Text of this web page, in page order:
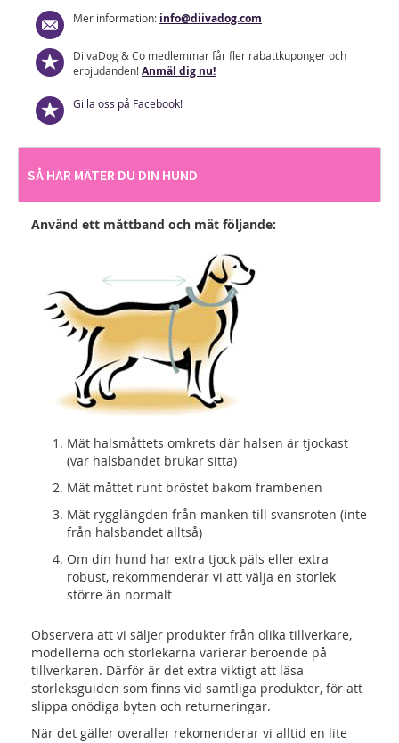
Mer information: info@diivadog.com
DiivaDog & Co medlemmar får fler rabattkuponger och
erbjudanden!Anmäl dig nu!
Gilla oss på Facebook!
SÅ HÄR MÄTER DU DIN HUND
Använd ett måttband och mät följande:
Mät halsmåttets omkrets där halsen är tjockast
(var halsbandet brukar sitta)
Mät måttet runt bröstet bakom frambenen
Mät rygglängden från manken till svansroten (inte
från halsbandet alltså)
Om din hund har extra tjock päls eller extra
robust, rekommenderar vi att välja en storlek
större än normalt
Observera att vi säljer produkter från olika tillverkare,
modellerna och storlekarna varierar beroende på
tillverkaren. Därför är det extra viktigt att läsa
storleksguiden som finns vid samtliga produkter, för att
slippa onödiga byten och returneringar.
När det gäller overaller rekomenderar vi alltid en lite